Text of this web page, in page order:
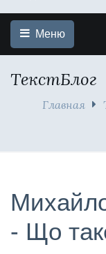
Меню
ТекстБлог
Главная
- Що